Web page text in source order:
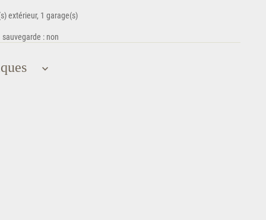
extérieur, 1 garage(s)
: non